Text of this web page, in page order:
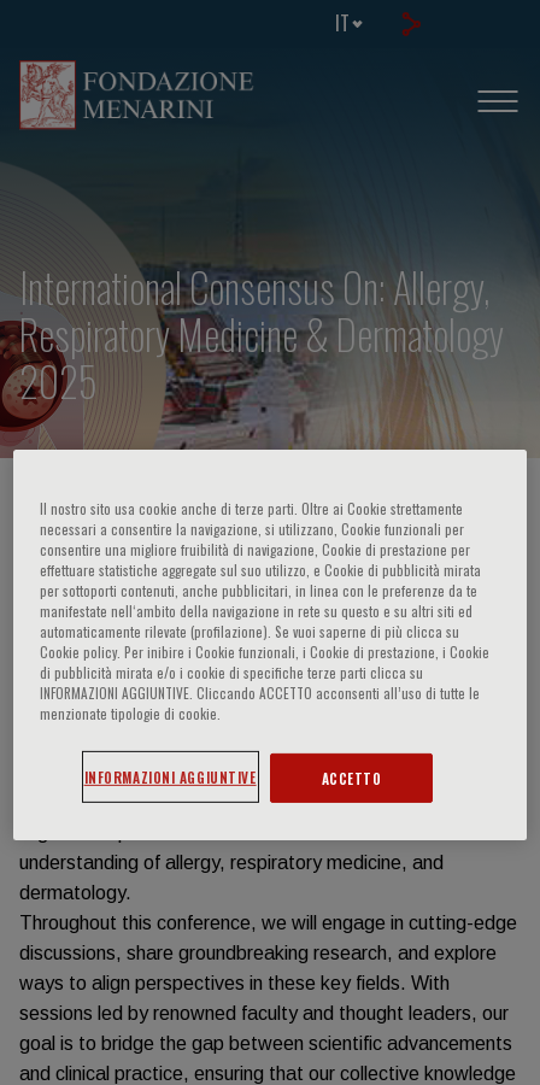
IT
International Consensus On: Allergy,
Respiratory Medicine & Dermatology
2025
HOME PAGE / CORSI ED EVENTI / INFO EVENTO
Informazioni sull'evento
Dear Colleagues, It is our great pleasure to welcome you
to Bangkok, Thailand, for the International Consensus on
Allergy, Respiratory Medicine & Dermatology 2025, co-
Immunology Association of Thailand (AAIAT). This meeting
serves as a platform for global collaboration, bringing
understanding of allergy, respiratory medicine, and
dermatology.
Throughout this conference, we will engage in cutting-edge
discussions, share groundbreaking research, and explore
ways to align perspectives in these key fields. With
sessions led by renowned faculty and thought leaders, our
goal is to bridge the gap between scientific advancements
and clinical practice, ensuring that our collective knowledge
Il nostro sito usa cookie anche di terze parti. Oltre ai Cookie strettamente
necessari a consentire la navigazione, si utilizzano, Cookie funzionali per
consentire una migliore fruibilità di navigazione, Cookie di prestazione per
effettuare statistiche aggregate sul suo utilizzo, e Cookie di pubblicità mirata
per sottoporti contenuti, anche pubblicitari, in linea con le preferenze da te
manifestate nell‘ambito della navigazione in rete su questo e su altri siti ed
automaticamente rilevate (profilazione). Se vuoi saperne di più clicca su
Cookie policy. Per inibire i Cookie funzionali, i Cookie di prestazione, i Cookie
di pubblicità mirata e/o i cookie di specifiche terze parti clicca su
INFORMAZIONI AGGIUNTIVE. Cliccando ACCETTO acconsenti all’uso di tutte le
menzionate tipologie di cookie.
INFORMAZIONI AGGIUNTIVE ACCETTO